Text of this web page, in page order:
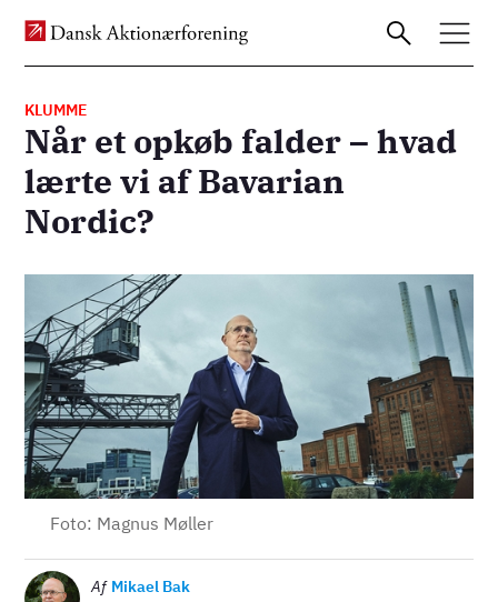
Gå
til
hovedindhold
KLUMME
Når et opkøb falder – hvad
lærte vi af Bavarian
Nordic?
Foto: Magnus Møller
Billede Af Mikael Bak